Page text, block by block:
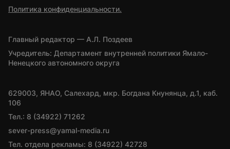
Политика конфиденциальности.
Главный редактор — А.Л. Поздеев
Учредитель: Департамент внутренней политики Ямало-
Ненецкого автономного округа
629003, ЯНАО, Салехард, мкр. Богдана Кнунянца, д.1, каб.
106
Тел.: 8 (34922) 71262
sever-press@yamal-media.ru
Тел. отдела рекламы: 8 (34922) 42728